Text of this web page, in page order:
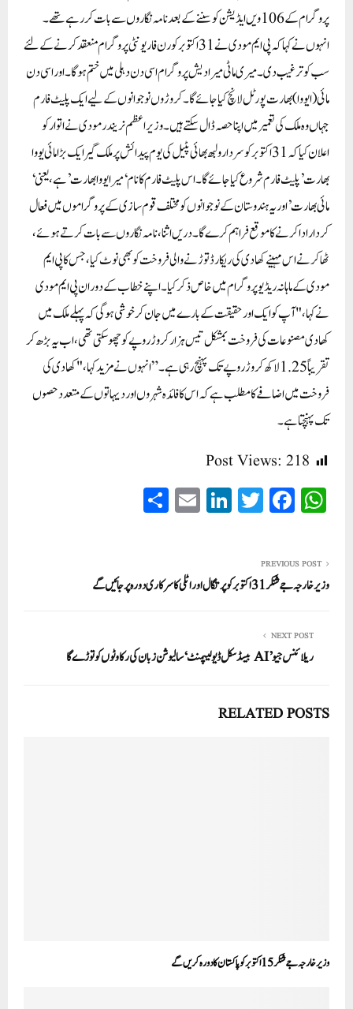
پروگرام کے 106 ویں ایڈیشن کو سننے کے بعد نامہ نگاروں سے بات کر رہے تھے۔
انہوں نے کہا کہ پی ایم مودی نے 31 اکتوبر کو رن فار یونٹی پروگرام منعقد کرنے کے لئے
سب کو ترغیب دی۔ میری ماٹی میرا دیش پروگرام اسی دن دہلی میں ختم ہوگا۔ اور اسی دن
مائی(ا یووا) بھارت پورٹل لانچ کیا جائے گا۔ کروڑوں نوجوانوں کے لیے ایک پلیٹ فارم
جہاں وہ ملک کی تعمیر میں اپنا حصہ ڈال سکتے ہیں۔ وزیر اعظم نریندر مودی نے اتوار کو
اعلان کیا کہ 31 اکتوبر کو سردار ولبھ بھائی پٹیل کی یوم پیدائش پر ملک گیر ایک بڑا مائی یووا
بھارت’ پلیٹ فارم شروع کیا جائے گا۔اس پلیٹ فارم کا نام ‘ میرا یووا بھارت’ ہے، یعنی ‘
مائی بھارت’ اور یہ ہندوستان کے نوجوانوں کو مختلف قوم سازی کے پروگراموں میں فعال
کردار ادا کرنے کا موقع فراہم کرے گا۔ دریں اثنا، نامہ نگاروں سے بات کرتے ہوئے،
ٹھاکر نے اس مہینے کھادی کی ریکارڈ توڑنے والی فروخت کو بھی نوٹ کیا، جس کا پی ایم
مودی کے ماہانہ ریڈیو پروگرام میں خاص ذکر کیا۔اپنے خطاب کے دوران پی ایم مودی
نے کہا، "آپ کو ایک اور حقیقت کے بارے میں جان کر خوشی ہوگی کہ پہلے ملک میں
کھادی مصنوعات کی فروخت بمشکل تیس ہزار کروڑ روپے کو چھو سکتی تھی، اب یہ بڑھ کر
تقریباً 1.25 لاکھ کروڑ روپے تک پہنچ رہی ہے۔” انہوں نے مزید کہا، "کھادی کی
فروخت میں اضافے کا مطلب ہے کہ اس کا فائدہ شہروں اور دیہاتوں کے متعدد حصوں
تک پہنچتا ہے۔
Post Views: 218
W
ha
A
pp
Fa
ce
ok
T
wi
r
Li
nk
In
E
m
PREVIOUS POST
وزیر خارجہ جے شنکر 31 اکتوبر کو پرتگال اور اٹلی کا سرکاری دورہ پر جائیں گے
NEXT POST
ریلائنس جیو ’AI بیسڈ سکل ڈیولیپمنٹ ‘ سالیوشن زبان کی رکاوٹوں کو توڑ ے گا
RELATED POSTS
وزیر خارجہ جے شنکر 15 اکتوبر کو پاکستان کا دورہ کریں گے